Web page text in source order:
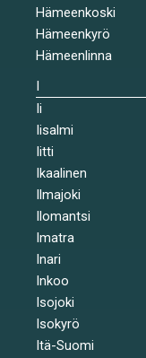
Hämeenkoski
Hämeenkyrö
Hämeenlinna
I
Ii
Iisalmi
Iitti
Ikaalinen
Ilmajoki
Ilomantsi
Imatra
Inari
Inkoo
Isojoki
Isokyrö
Itä-Suomi